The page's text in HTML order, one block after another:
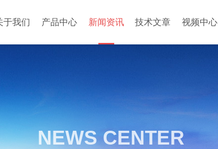
于我们 产品中心 新闻资讯 技术文章 视频中心
NEWS CENTER